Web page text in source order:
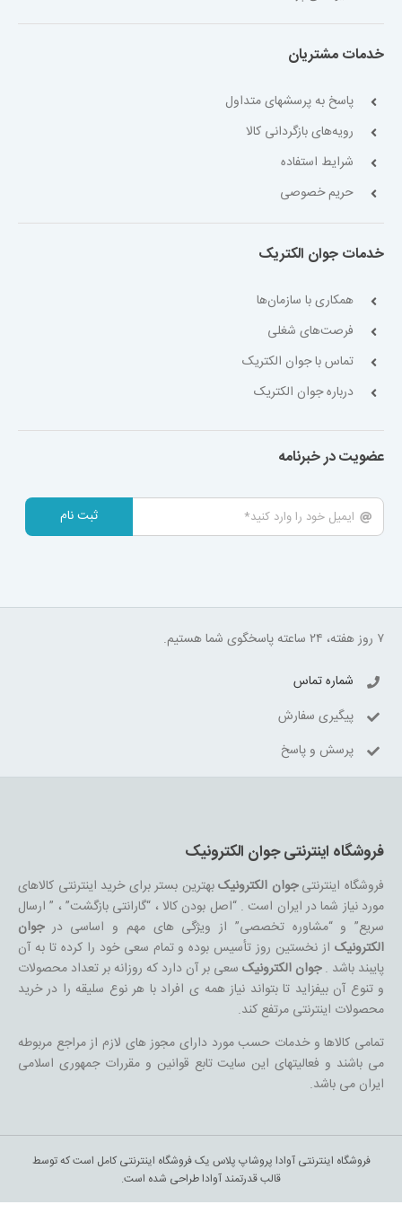
خدمات مشتریان
پاسخ به پرسشهای متداول
رویه‌های بازگردانی کالا
شرایط استفاده
حریم خصوصی
خدمات جوان الکتریک
همکاری با سازمان‌ها
فرصت‌های شغلی
تماس با جوان الکتریک
درباره جوان الکتریک
عضویت در خبرنامه
ثبت نام
۷ روز هفته، ۲۴ ساعته پاسخگوی شما هستیم.
شماره تماس
پیگیری سفارش
پرسش و پاسخ
فروشگاه اینترنتی جوان الکترونیک
فروشگاه اینترنتیجوان الکترونیکبهترین بستر برای خرید اینترنتی کالاهای
مورد نیاز شما در ایران است . “اصل بودن کالا ، “گارانتی بازگشت” ، ” ارسال
سریع” و “مشاوره تخصصی” از ویژگی های مهم و اساسی درجوان
الکترونیکاز نخستین روز تأسیس بوده و تمام سعی خود را کرده تا به آن
پایبند باشد .جوان الکترونیکسعی بر آن دارد که روزانه بر تعداد محصولات
و تنوع آن بیفزاید تا بتواند نیاز همه ی افراد با هر نوع سلیقه را در خرید
محصولات اینترنتی مرتفع کند.
تمامی کالاها و خدمات حسب مورد دارای مجوز های لازم از مراجع مربوطه
می باشند و فعالیتهای این سایت تابع قوانین و مقررات جمهوری اسلامی
ایران می باشد.
فروشگاه اینترنتی آوادا پروشاپ پلاس یک فروشگاه اینترنتی کامل است که توسط
قالب قدرتمند آوادا طراحی شده است.